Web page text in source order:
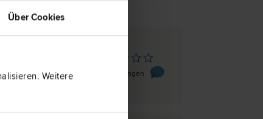
Über Cookies
Weitere
0 Bewertungen